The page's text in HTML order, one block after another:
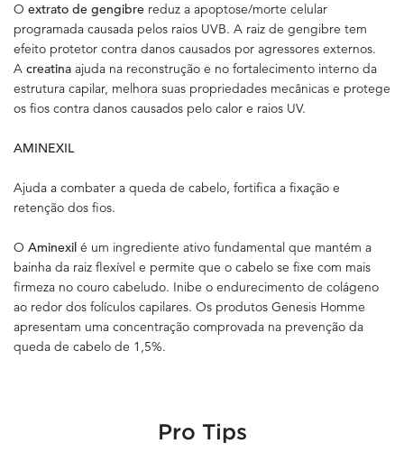
O extrato de gengibre reduz a apoptose/morte celular
programada causada pelos raios UVB. A raiz de gengibre tem
efeito protetor contra danos causados por agressores externos.
A creatina ajuda na reconstrução e no fortalecimento interno da
estrutura capilar, melhora suas propriedades mecânicas e protege
os fios contra danos causados pelo calor e raios UV.
AMINEXIL
Ajuda a combater a queda de cabelo, fortifica a fixação e
retenção dos fios.
O Aminexil é um ingrediente ativo fundamental que mantém a
bainha da raiz flexível e permite que o cabelo se fixe com mais
firmeza no couro cabeludo. Inibe o endurecimento de colágeno
ao redor dos folículos capilares. Os produtos Genesis Homme
apresentam uma concentração comprovada na prevenção da
queda de cabelo de 1,5%.
Pro Tips